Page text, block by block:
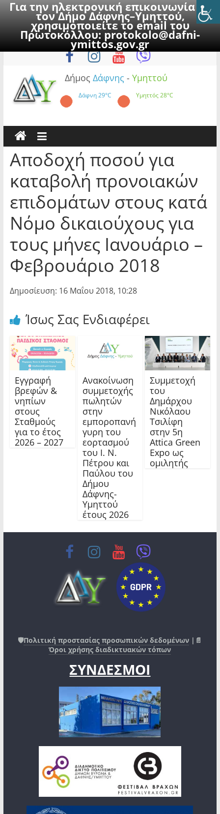
Για την ηλεκτρονική επικοινωνία με
τον Δήμο Δάφνης–Υμηττού,
χρησιμοποιείτε το email του
Πρωτοκόλλου:protokolo@dafni-
ymittos.gov.gr
to
Σάββατο, 8 Αυγούστου 2026
Δήμος Δάφνης - Υμηττού
Δάφνη29°C Υμηττός28°C
Αποδοχή ποσού για
καταβολή προνοιακών
επιδομάτων στους κατά
Νόμο δικαιούχους για
τους μήνες Ιανουάριο –
Φεβρουάριο 2018
Δημοσίευση: 16 Μαΐου 2018, 10:28
Ίσως Σας Ενδιαφέρει
Εγγραφή
βρεφών &
νηπίων
στους
Σταθμούς
για το έτος
2026 – 2027
Ανακοίνωση
συμμετοχής
πωλητών
στην
εμποροπανή
γυρη του
εορτασμού
του Ι. Ν.
Πέτρου και
Παύλου του
Δήμου
Δάφνης-
Υμηττού
έτους 2026
Συμμετοχή
του
Δημάρχου
Νικόλαου
Τσιλίφη
στην 5η
Attica Green
Expo ως
ομιλητής
🛡️Πολιτική προστασίας προσωπικών δεδομένων |📄
Όροι χρήσης διαδικτυακών τόπων
ΣΥΝΔΕΣΜΟΙ